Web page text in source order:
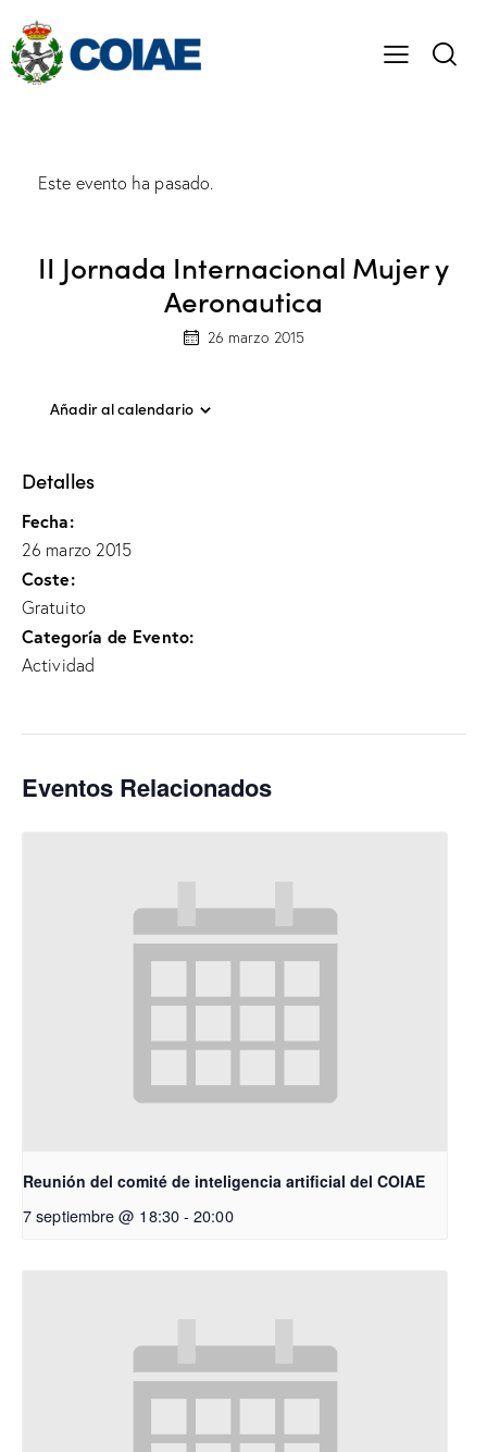
Este evento ha pasado.
II Jornada Internacional Mujer y
Aeronautica
26 marzo 2015
Añadir al calendario
Detalles
Fecha:
26 marzo 2015
Coste:
Gratuito
Categoría de Evento:
Actividad
Eventos Relacionados
Reunión del comité de inteligencia artificial del COIAE
7 septiembre @ 18:30- 20:00